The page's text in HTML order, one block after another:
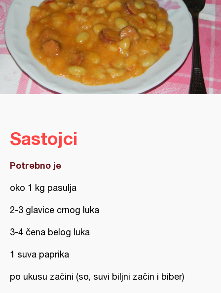
Sastojci
Potrebno je
oko 1 kg pasulja
2-3 glavice crnog luka
3-4 čena belog luka
1 suva paprika
po ukusu začini (so, suvi biljni začin i biber)